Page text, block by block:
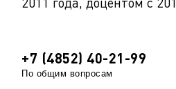
+7 (4852) 40-21-99
По общим вопросам